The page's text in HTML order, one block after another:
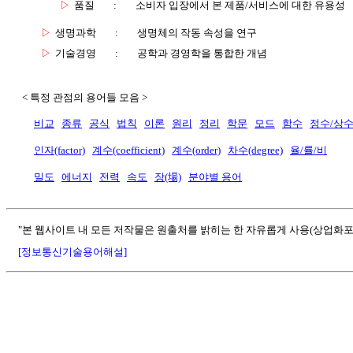
▷ 품질 : 소비자 입장에서 본 제품/서비스에 대한 유용성
▷ 생명과학 :
생명체의 작동 속성을 연구
▷ 기술경영 : 공학과 경영학을 통합한 개념
< 특정 관점의 용어들 모음 >
비교 종류 공식 법칙 이론 원리 정리 학문 모드 함수 정수/상수
인자(factor) 계수(coefficient) 계수(order) 차수(degree) 율/률/비
밀도 에너지 전력 속도 장(場) 분야별 용어
"본 웹사이트 내 모든 저작물은 원출처를 밝히는 한 자유롭게 사용(상업화
[정보통신기술용어해설]